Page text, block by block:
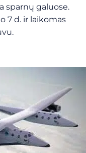
sparnų galuose.
7 d. ir laikomas